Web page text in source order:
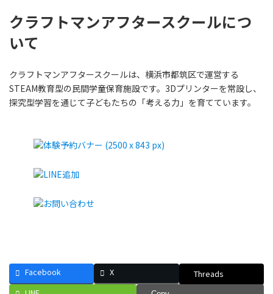
クラフトマンアフタースクールにつ
いて
クラフトマンアフタースクールは、横浜市都筑区で運営する
STEAM教育型の民間学童保育施設です。3Dプリンターを常設し、
探究型学習を通じて子どもたちの「考える力」を育てています。
Facebook X
Threads